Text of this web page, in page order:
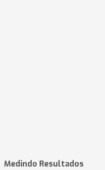
Medindo Resultados